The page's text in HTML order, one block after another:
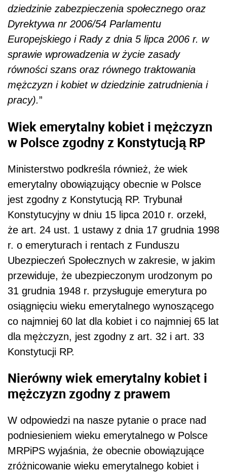
dziedzinie zabezpieczenia społecznego oraz
Dyrektywa nr 2006/54 Parlamentu
Europejskiego i Rady z dnia 5 lipca 2006 r. w
sprawie wprowadzenia w życie zasady
równości szans oraz równego traktowania
mężczyzn i kobiet w dziedzinie zatrudnienia i
pracy).”
Wiek emerytalny kobiet i mężczyzn
w Polsce zgodny z Konstytucją RP
Ministerstwo podkreśla również, że wiek
emerytalny obowiązujący obecnie w Polsce
jest zgodny z Konstytucją RP. Trybunał
Konstytucyjny w dniu 15 lipca 2010 r. orzekł,
że art. 24 ust. 1 ustawy z dnia 17 grudnia 1998
r. o emeryturach i rentach z Funduszu
Ubezpieczeń Społecznych w zakresie, w jakim
przewiduje, że ubezpieczonym urodzonym po
31 grudnia 1948 r. przysługuje emerytura po
osiągnięciu wieku emerytalnego wynoszącego
co najmniej 60 lat dla kobiet i co najmniej 65 lat
dla mężczyzn, jest zgodny z art. 32 i art. 33
Konstytucji RP.
Nierówny wiek emerytalny kobiet i
mężczyzn zgodny z prawem
W odpowiedzi na nasze pytanie o prace nad
podniesieniem wieku emerytalnego w Polsce
MRPiPS wyjaśnia, że obecnie obowiązujące
zróżnicowanie wieku emerytalnego kobiet i